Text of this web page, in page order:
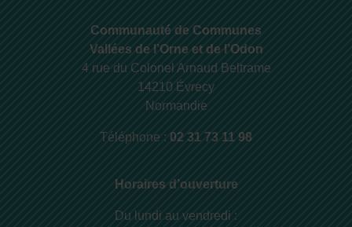
Communauté de Communes
Vallées de l’Orne et de l’Odon
4 rue du Colonel Arnaud Beltrame
14210 Évrecy
Normandie
Téléphone : 02 31 73 11 98
Horaires d’ouverture
Du lundi au vendredi :